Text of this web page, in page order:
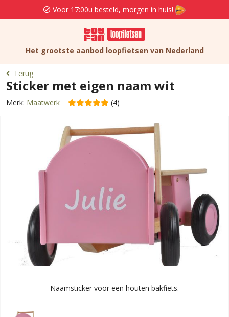
Voor 17:00u besteld, morgen in huis!
Het grootste aanbod loopfietsen van Nederland
Terug
Sticker met eigen naam wit
Merk: Maatwerk (4)
Naamsticker voor een houten bakfiets.